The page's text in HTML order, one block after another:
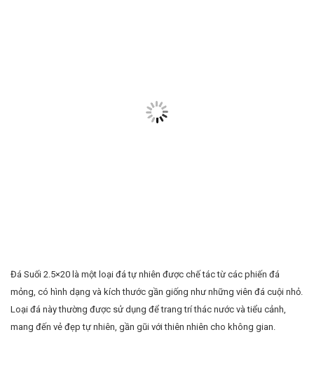
Đá Suối 2.5×20 là một loại đá tự nhiên được chế tác từ các phiến đá
mỏng, có hình dạng và kích thước gần giống như những viên đá cuội nhỏ.
Loại đá này thường được sử dụng để trang trí thác nước và tiểu cảnh,
mang đến vẻ đẹp tự nhiên, gần gũi với thiên nhiên cho không gian.